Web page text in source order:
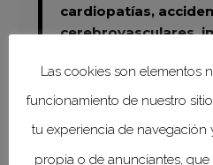
cardiopatías,
cerebrovasculares,
sabemos que
cáncer de pulmón
similares.
Las cookies son elementos
funcionamiento de nuestro
tu experiencia de navegación
propia o de anunciantes,